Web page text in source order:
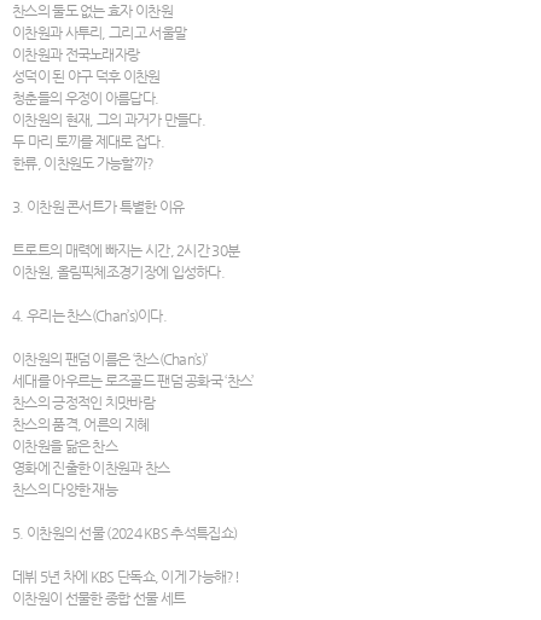
찬스의 둘도 없는 효자 이찬원
이찬원과 사투리, 그리고 서울말
이찬원과 전국노래자랑
성덕이 된 야구 덕후 이찬원
청춘들의 우정이 아름답다.
이찬원의 현재, 그의 과거가 만들다.
두 마리 토끼를 제대로 잡다.
한류, 이찬원도 가능할까?
3. 이찬원 콘서트가 특별한 이유
트로트의 매력에 빠지는 시간, 2시간 30분
이찬원, 올림픽체조경기장에 입성하다.
4. 우리는 찬스(Chan’s)이다.
이찬원의 팬덤 이름은 ‘찬스(Chan’s)’
세대를 아우르는 로즈골드 팬덤 공화국 ‘찬스’
찬스의 긍정적인 치맛바람
찬스의 품격, 어른의 지혜
이찬원을 닮은 찬스
영화에 진출한 이찬원과 찬스
찬스의 다양한 재능
5. 이찬원의 선물 (2024 KBS 추석특집쇼)
데뷔 5년 차에 KBS 단독쇼, 이게 가능해?!
이찬원이 선물한 종합 선물 세트